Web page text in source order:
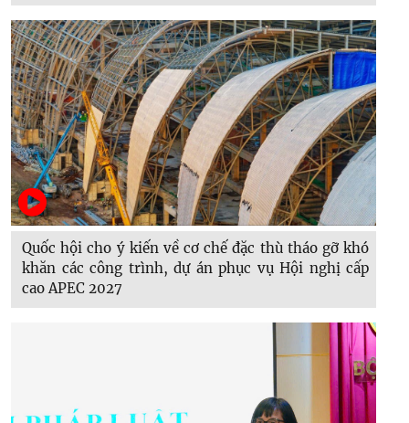
Quốc hội cho ý kiến về cơ chế đặc thù tháo gỡ khó
khăn các công trình, dự án phục vụ Hội nghị cấp
cao APEC 2027